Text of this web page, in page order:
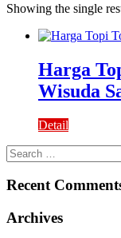
Showing the single
Harga
Wisuda
Detail
Search
for:
Recent
Archives